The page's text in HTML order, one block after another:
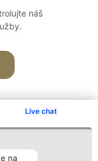
Live chat
na
náš
Kontakt